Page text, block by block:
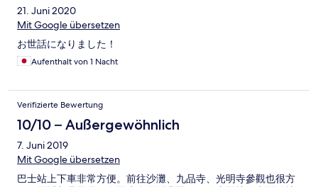
21. Juni 2020
Mit Google übersetzen
お世話になりました！
Aufenthalt von 1 Nacht
Verifizierte Bewertung
10/10 – Außergewöhnlich
7. Juni 2019
Mit Google übersetzen
巴士站上下車非常方便。前往沙灘、九品寺、光明寺參觀也很方